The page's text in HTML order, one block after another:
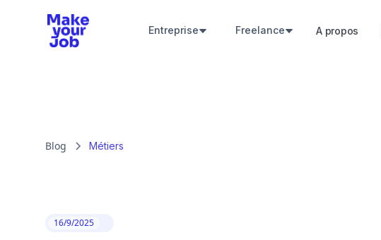
Entreprise Freelance A propos
Blog Métiers
16/9/2025